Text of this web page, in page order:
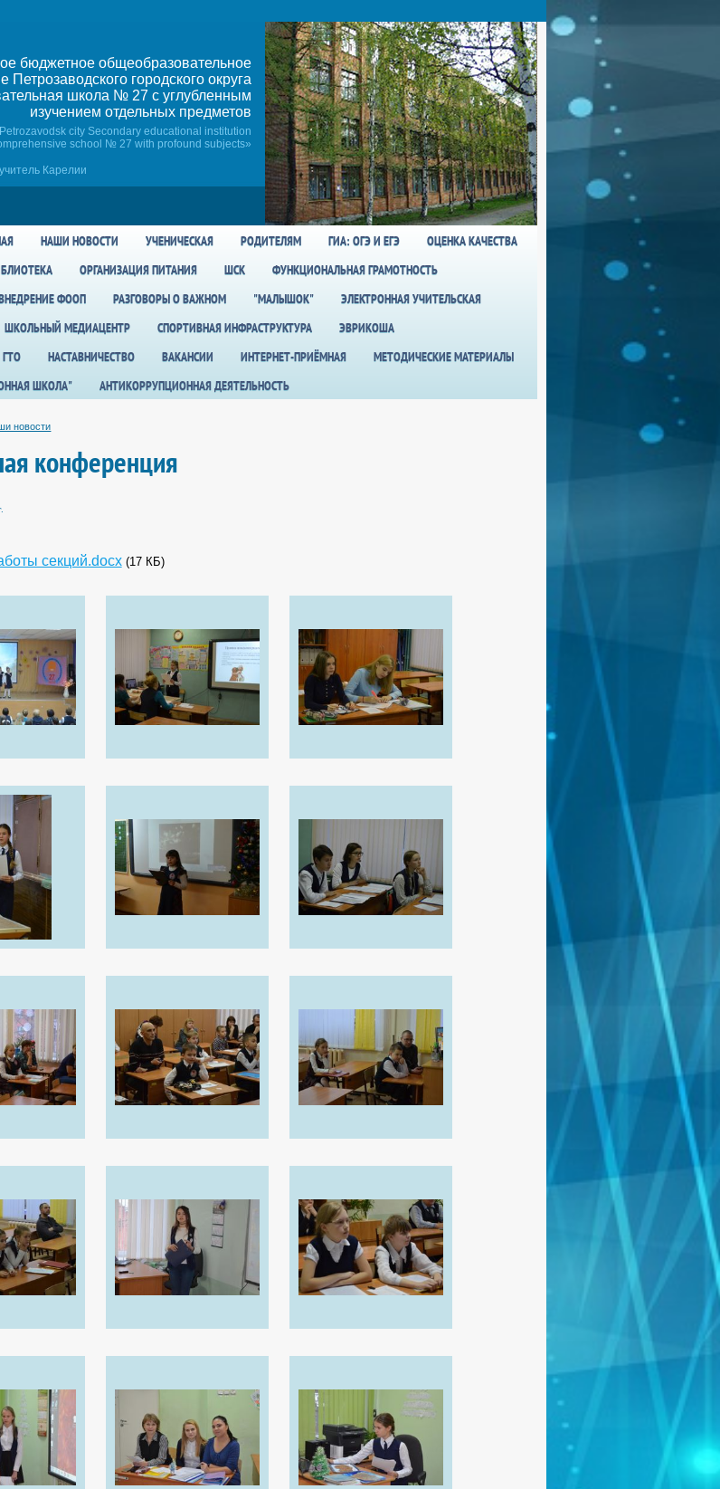
бюджетное общеобразовательное
Петрозаводского городского округа
школа № 27 c углубленным
изучением отдельных предметов
Petrozavodsk city Secondary educational institution
school № 27 with profound subjects»
Карелии
НАШИ НОВОСТИ УЧЕНИЧЕСКАЯ РОДИТЕЛЯМ ГИА: ОГЭ И ЕГЭ
ОЦЕНКА КАЧЕСТВА
ОРГАНИЗАЦИЯ ПИТАНИЯ ШСК
ФУНКЦИОНАЛЬНАЯ ГРАМОТНОСТЬ
ФООП РАЗГОВОРЫ О ВАЖНОМ "МАЛЫШОК"
ЭЛЕКТРОННАЯ УЧИТЕЛЬСКАЯ
ШКОЛЬНЫЙ МЕДИАЦЕНТР СПОРТИВНАЯ ИНФРАСТРУКТУРА
ЭВРИКОША
ГТО НАСТАВНИЧЕСТВО ВАКАНСИИ ИНТЕРНЕТ-ПРИЁМНАЯ
МЕТОДИЧЕСКИЕ МАТЕРИАЛЫ
ШКОЛА"
АНТИКОРРУПЦИОННАЯ ДЕЯТЕЛЬНОСТЬ
новости
конференция
секций.docx (17 КБ)